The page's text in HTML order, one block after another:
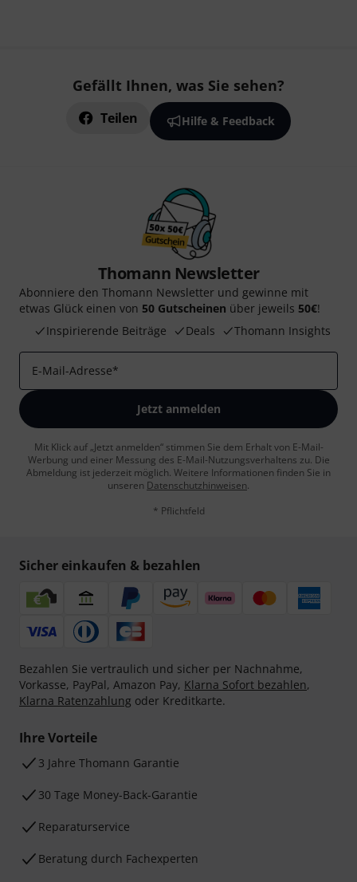
Gefällt Ihnen, was Sie sehen?
Teilen Hilfe & Feedback
Thomann Newsletter
Abonniere den Thomann Newsletter und gewinne mit
etwas Glück einen von 50 Gutscheinen über jeweils 50€!
Inspirierende Beiträge
Deals Thomann Insights
E-Mail-Adresse*
Jetzt anmelden
Mit Klick auf „Jetzt anmelden“ stimmen Sie dem Erhalt von E-Mail-
Werbung und einer Messung des E-Mail-Nutzungsverhaltens zu. Die
Abmeldung ist jederzeit möglich. Weitere Informationen finden Sie in
unseren Datenschutzhinweisen.
* Pflichtfeld
Sicher einkaufen & bezahlen
Bezahlen Sie vertraulich und sicher per Nachnahme,
Vorkasse, PayPal, Amazon Pay, Klarna Sofort bezahlen,
Klarna Ratenzahlung oder Kreditkarte.
Ihre Vorteile
3 Jahre Thomann Garantie
30 Tage Money-Back-Garantie
Reparaturservice
Beratung durch Fachexperten